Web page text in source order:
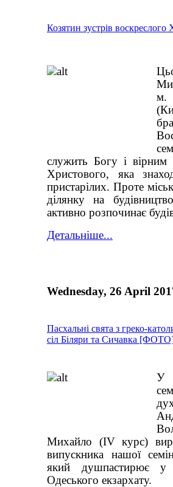
Козятин зустрів
м.
служить Богу і вірним
Христового, яка
пристарілих. Проте
ділянку на
активно розпочинає
Детальніше...
Wednesday, 26 April
Пасхальні свята з греко-
сіл Біляри та Сичавка
У
Михайло (IV курс)
випускника нашої
який душпастирює у
Одеського екзархату.